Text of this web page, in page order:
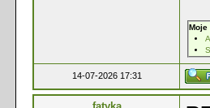
Moje
14-07-2026 17:31